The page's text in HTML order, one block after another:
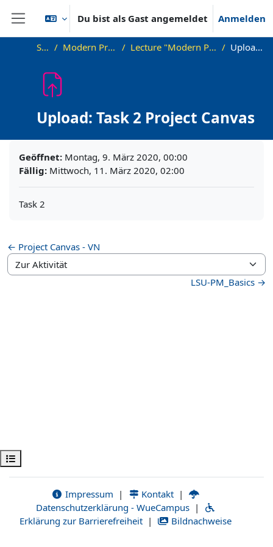
Zum Hauptinhalt
Website-Übersicht
Du bist als Gast angemeldet Anmelden
Kursindex öffnen
Startseite Modern Project Management in ICT, HUST Lecture "Modern Project Management in ICT", HUST, Hanoi, 2023 Upload: Task 2 Project Canvas
Upload: Task 2 Project Canvas
Geöffnet: Montag, 9. März 2020, 00:00
Fällig: Mittwoch, 11. März 2020, 02:00
Task 2
← Project Canvas - VN
Zur Aktivität
LSU-PM_Basics →
Impressum | Kontakt |
Datenschutzerklärung - WueCampus |
Erklärung zur Barrierefreiheit | Bildnachweise